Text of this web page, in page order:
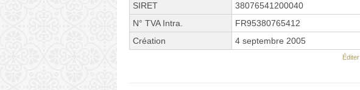
SIRET
38076541200040
N° TVA Intra.
FR95380765412
Création
4 septembre 2005